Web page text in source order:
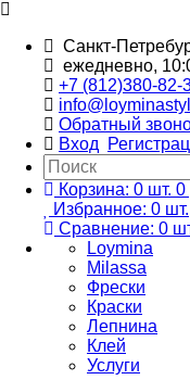
Санкт-
ежедневно,
+7 (812)380-82-
Обратный
Вход
Корзина: 0 шт. 0
Избранное: 0 шт.
Сравнение: 0
Loymina
Milassa
Фрески
Краски
Лепнина
Клей
Услуги